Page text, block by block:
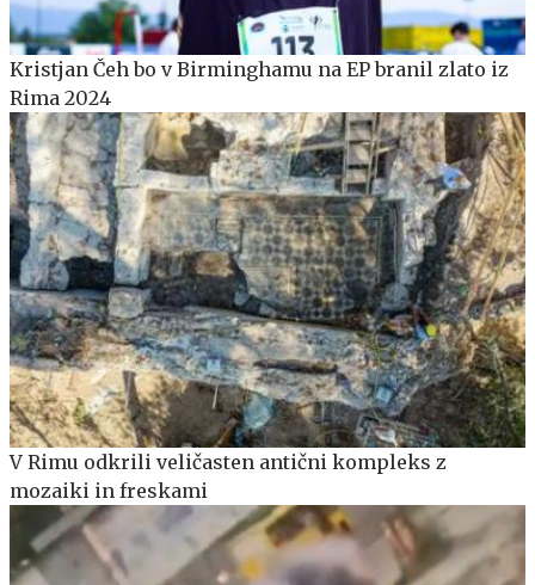
Kristjan Čeh bo v Birminghamu na EP branil zlato iz
Rima 2024
V Rimu odkrili veličasten antični kompleks z
mozaiki in freskami